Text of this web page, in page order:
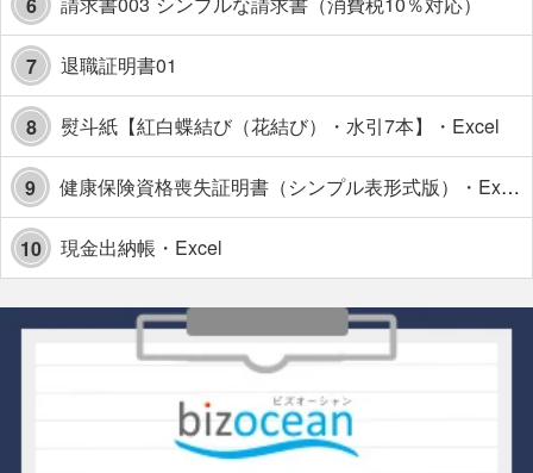
7 退職証明書01
8 熨斗紙【紅白蝶結び（花結び）・水引7本】・Excel
9 健康保険資格喪失証明書（シンプル表形式版）・Excel【見本付き】
10 現金出納帳・Excel